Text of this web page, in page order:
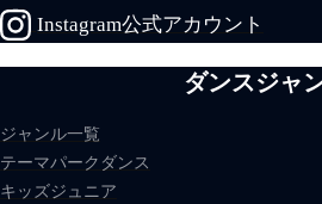
Instagram公式アカウント
ダンスジャ
ジャンル一覧
テーマパークダンス
キッズジュニア